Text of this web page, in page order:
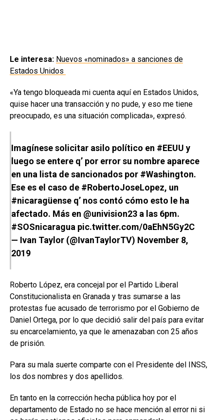
Le interesa: Nuevos «nominados» a sanciones de
Estados Unidos
«Ya tengo bloqueada mi cuenta aquí en Estados Unidos,
quise hacer una transacción y no pude, y eso me tiene
preocupado, es una situación complicada», expresó.
Imagínese solicitar asilo político en #EEUU y
luego se entere q’ por error su nombre aparece
en una lista de sancionados por #Washington.
Ese es el caso de #RobertoJoseLopez, un
#nicaragüense q’ nos contó cómo esto le ha
afectado. Más en @univision23 a las 6pm.
#SOSnicaragua pic.twitter.com/0aEhN5Gy2C
— Ivan Taylor (@IvanTaylorTV) November 8,
2019
Roberto López, era concejal por el Partido Liberal
Constitucionalista en Granada y tras sumarse a las
protestas fue acusado de terrorismo por el Gobierno de
Daniel Ortega, por lo que decidió salir del país para evitar
su encarcelamiento, ya que le amenazaban con 25 años
de prisión.
Para su mala suerte comparte con el Presidente del INSS,
los dos nombres y dos apellidos.
En tanto en la corrección hecha pública hoy por el
departamento de Estado no se hace mención al error ni si